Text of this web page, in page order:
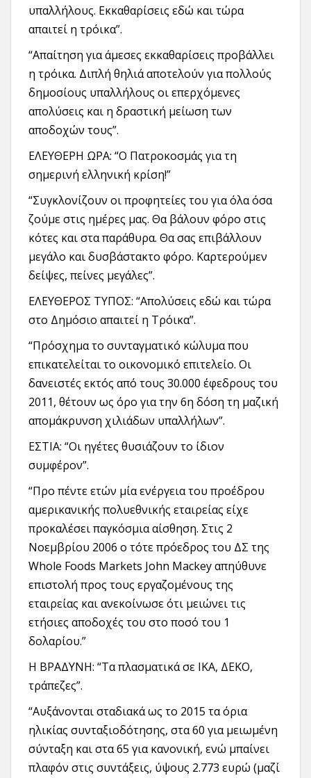
υπαλλήλους. Εκκαθαρίσεις εδώ και τώρα
απαιτεί η τρόικα”.
“Απαίτηση για άμεσες εκκαθαρίσεις προβάλλει
η τρόικα. Διπλή θηλιά αποτελούν για πολλούς
δημοσίους υπαλλήλους οι επερχόμενες
απολύσεις και η δραστική μείωση των
αποδοχών τους”.
ΕΛΕΥΘΕΡΗ ΩΡΑ: “Ο Πατροκοσμάς για τη
σημερινή ελληνική κρίση!”
“Συγκλονίζουν οι προφητείες του για όλα όσα
ζούμε στις ημέρες μας. Θα βάλουν φόρο στις
κότες και στα παράθυρα. Θα σας επιβάλλουν
μεγάλο και δυσβάστακτο φόρο. Καρτερούμεν
δείψες, πείνες μεγάλες”.
ΕΛΕΥΘΕΡΟΣ ΤΥΠΟΣ: “Απολύσεις εδώ και τώρα
στο Δημόσιο απαιτεί η Τρόικα”.
“Πρόσχημα το συνταγματικό κώλυμα που
επικατελείται το οικονομικό επιτελείο. Οι
δανειστές εκτός από τους 30.000 έφεδρους του
2011, θέτουν ως όρο για την 6η δόση τη μαζική
απομάκρυνση χιλιάδων υπαλλήλων”.
ΕΣΤΙΑ: “Οι ηγέτες θυσιάζουν το ίδιον
συμφέρον”.
“Προ πέντε ετών μία ενέργεια του προέδρου
αμερικανικής πολυεθνικής εταιρείας είχε
προκαλέσει παγκόσμια αίσθηση. Στις 2
Νοεμβρίου 2006 ο τότε πρόεδρος του ΔΣ της
Whole Foods Markets John Mackey απηύθυνε
επιστολή προς τους εργαζομένους της
εταιρείας και ανεκοίνωσε ότι μειώνει τις
ετήσιες αποδοχές του στο ποσό του 1
δολαρίου.”
Η ΒΡΑΔΥΝΗ: “Τα πλασματικά σε ΙΚΑ, ΔΕΚΟ,
τράπεζες”.
“Αυξάνονται σταδιακά ως το 2015 τα όρια
ηλικίας συνταξιοδότησης, στα 60 για μειωμένη
σύνταξη και στα 65 για κανονική, ενώ μπαίνει
πλαφόν στις συντάξεις, ύψους 2.773 ευρώ (μαζί